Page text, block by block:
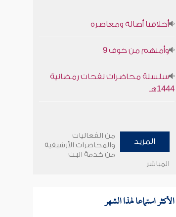
أخلاقنا أصالة ومعاصرة
وأمنهم من خوف 9
سلسلة محاضرات نفحات رمضانية
1444هـ
المزيد
من الفعاليات
والمحاضرات الأرشيفية
من خدمة البث
المباشر
الأكثر استماعا لهذا الشهر